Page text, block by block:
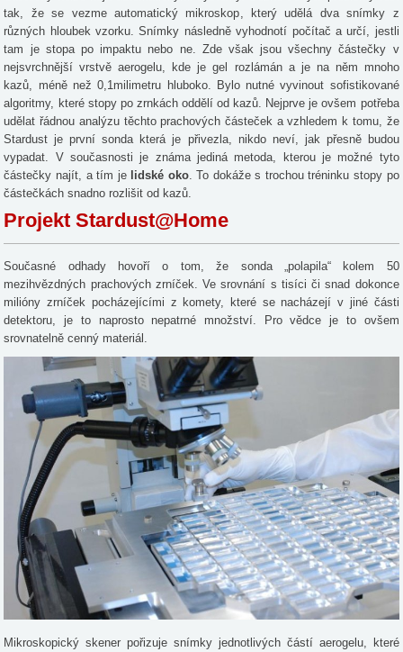
tak, že se vezme automatický mikroskop, který udělá dva snímky z
různých hloubek vzorku. Snímky následně vyhodnotí počítač a určí, jestli
tam je stopa po impaktu nebo ne. Zde však jsou všechny částečky v
nejsvrchnější vrstvě aerogelu, kde je gel rozlámán a je na něm mnoho
kazů, méně než 0,1milimetru hluboko. Bylo nutné vyvinout sofistikované
algoritmy, které stopy po zrnkách oddělí od kazů. Nejprve je ovšem potřeba
udělat řádnou analýzu těchto prachových částeček a vzhledem k tomu, že
Stardust je první sonda která je přivezla, nikdo neví, jak přesně budou
vypadat. V současnosti je známa jediná metoda, kterou je možné tyto
částečky najít, a tím je lidské oko. To dokáže s trochou tréninku stopy po
částečkách snadno rozlišit od kazů.
ProjektStardust@Home
Současné odhady hovoří o tom, že sonda „polapila“ kolem 50
mezihvězdných prachových zrníček. Ve srovnání s tisíci či snad dokonce
milióny zrníček pocházejícími z komety, které se nacházejí v jiné části
detektoru, je to naprosto nepatrné množství. Pro vědce je to ovšem
srovnatelně cenný materiál.
Mikroskopický skener pořizuje snímky jednotlivých částí aerogelu, které